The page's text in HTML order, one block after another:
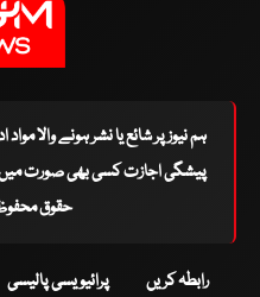
ہم نیوز پر شائع یا نشر ہونے والا
پیشگی اجازت کسی بھی صورت میں
حقوق محفوظ
رابطہ کریں پرائیویسی پالیسی